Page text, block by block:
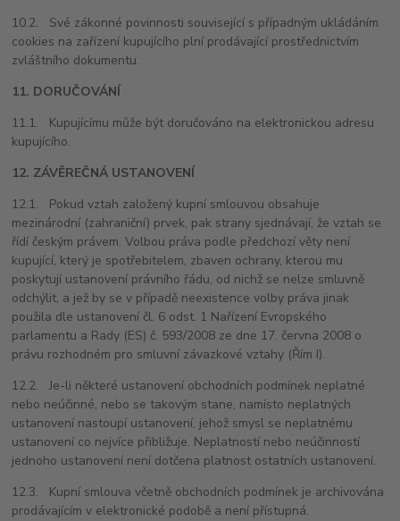
10.2. Své zákonné povinnosti související s případným ukládáním
cookies na zařízení kupujícího plní prodávající prostřednictvím
zvláštního dokumentu.
11. DORUČOVÁNÍ
11.1. Kupujícímu může být doručováno na elektronickou adresu
kupujícího.
12. ZÁVĚREČNÁ USTANOVENÍ
12.1. Pokud vztah založený kupní smlouvou obsahuje
mezinárodní (zahraniční) prvek, pak strany sjednávají, že vztah se
řídí českým právem. Volbou práva podle předchozí věty není
kupující, který je spotřebitelem, zbaven ochrany, kterou mu
poskytují ustanovení právního řádu, od nichž se nelze smluvně
odchýlit, a jež by se v případě neexistence volby práva jinak
použila dle ustanovení čl. 6 odst. 1 Nařízení Evropského
parlamentu a Rady (ES) č. 593/2008 ze dne 17. června 2008 o
právu rozhodném pro smluvní závazkové vztahy (Řím I).
12.2. Je-li některé ustanovení obchodních podmínek neplatné
nebo neúčinné, nebo se takovým stane, namísto neplatných
ustanovení nastoupí ustanovení, jehož smysl se neplatnému
ustanovení co nejvíce přibližuje. Neplatností nebo neúčinností
jednoho ustanovení není dotčena platnost ostatních ustanovení.
12.3. Kupní smlouva včetně obchodních podmínek je archivována
prodávajícím v elektronické podobě a není přístupná.